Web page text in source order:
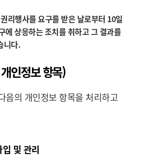
리행사를 요구를 받은 날로부터 10일
에 상응하는 조치를 취하고 그 결과를
니다.
인정보 항목)
음의 개인정보 항목을 처리하고
및 관리